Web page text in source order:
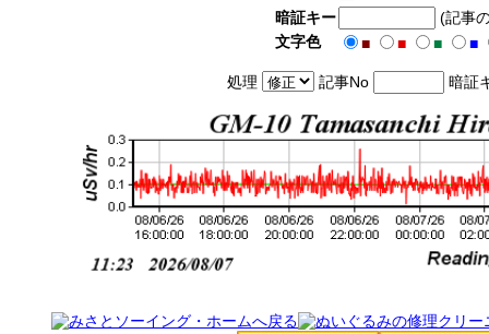
暗証キー
(記事
文字色
■ ■ ■ ■
処理 記事No 暗証